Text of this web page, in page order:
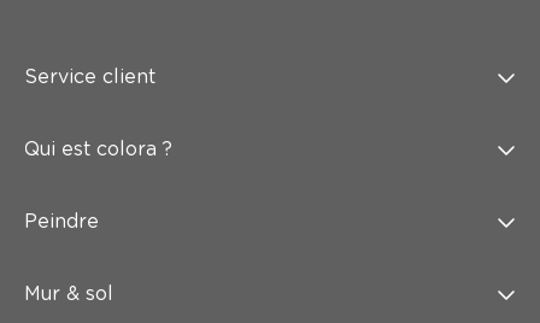
Service client
Qui est colora ?
Peindre
Mur & sol